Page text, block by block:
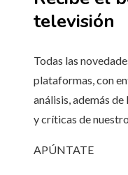
televisión
Todas las
plataformas, con
análisis, además
y críticas de
APÚNTATE